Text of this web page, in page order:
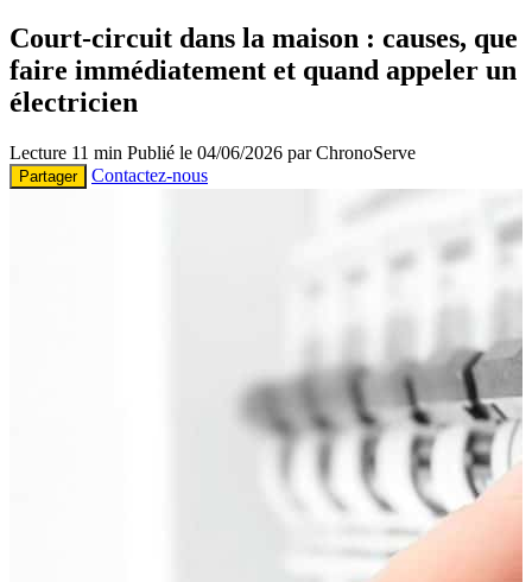
Court-circuit dans la maison : causes, que
faire immédiatement et quand appeler un
électricien
Lecture 11 min Publié le 04/06/2026 par ChronoServe
Partager Contactez-nous